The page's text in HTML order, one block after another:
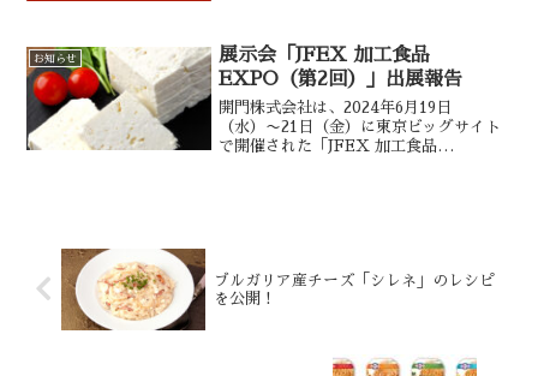
だきましたご注文...
お知らせ
展示会「JFEX 加工食品
EXPO（第2回）」出展報告
開門株式会社は、2024年6月19日
（水）〜21日（金）に東京ビッグサイト
で開催された「JFEX 加工食品
ブルガリア産チーズ「シレネ」のレシピ
を公開！